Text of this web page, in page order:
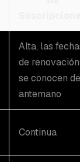
Alta, las
de renovación
se conocen de
antemano
Continua